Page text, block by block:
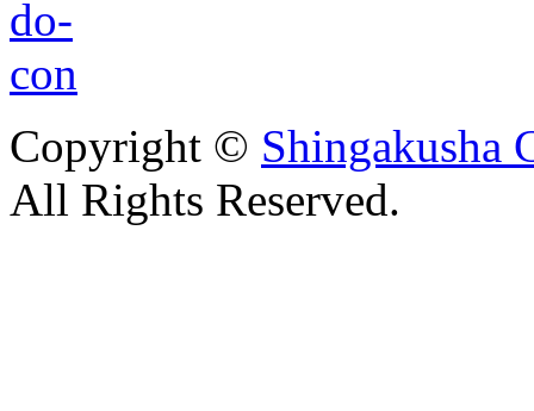
Copyright © Shingakusha
All Rights Reserved.